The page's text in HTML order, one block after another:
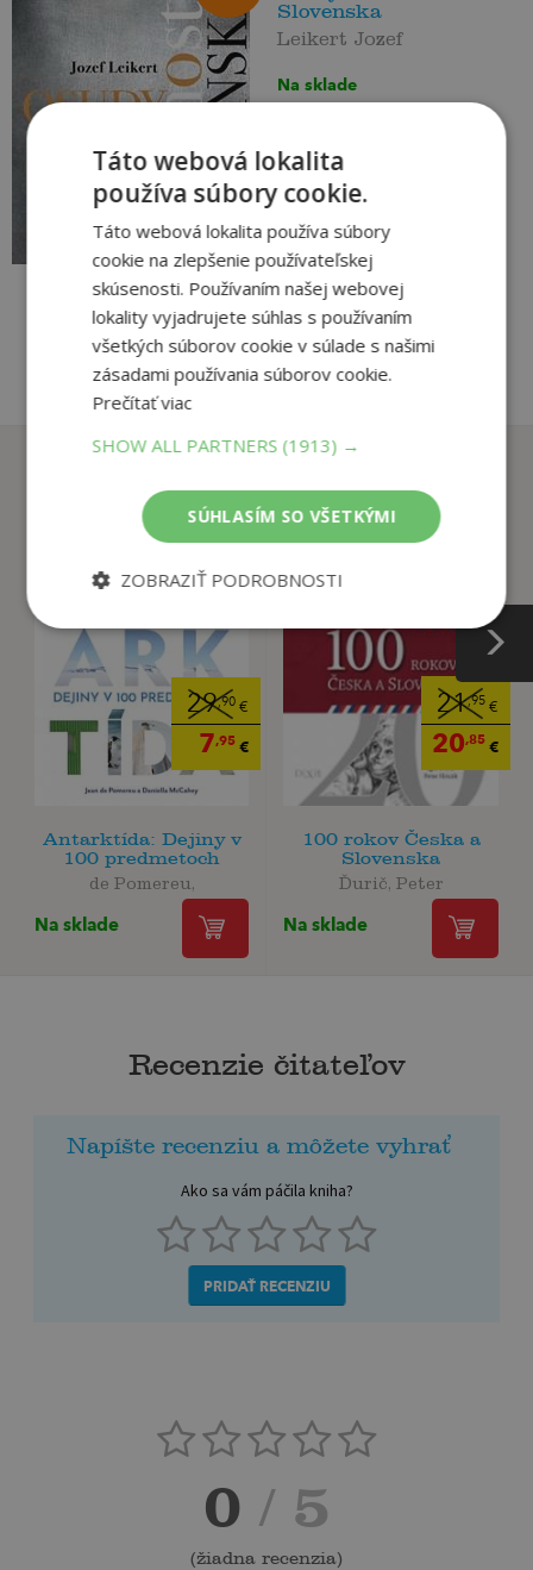
12 €
Slovenska
Leikert Jozef
Na sklade
výnimočných osobností, ktoré
svojimi jedinečnými vynálezmi,
objavmi, hudobnými,
výtvarnými, literárnymi,
divadelnými dielami,
športovými či inými výkonmi...
pridať do košíka
Zákazníci, ktorí si kúpili
tento titul si tiež kúpili
29,90€
7,95€
Antarktída: Dejiny v
100 predmetoch
de Pomereu,
Na sklade
21,95€
20,85€
100 rokov Česka a
Slovenska
Ďurič, Peter
Na sklade
Recenzie čitateľov
Napíšte recenziu a môžete vyhrať
Ako sa vám páčila kniha?
PRIDAŤ RECENZIU
0 / 5
(žiadna recenzia)
Táto webová lokalita
používa súbory cookie.
Táto webová lokalita používa súbory
cookie na zlepšenie používateľskej
skúsenosti. Používaním našej webovej
lokality vyjadrujete súhlas s používaním
všetkých súborov cookie v súlade s našimi
zásadami používania súborov cookie.
Prečítať viac
SHOW ALL PARTNERS (1913) →
SÚHLASÍM SO VŠETKÝMI
ZOBRAZIŤ PODROBNOSTI